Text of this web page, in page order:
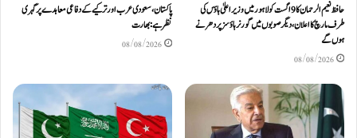
حافظ نعیم الرحمان کا 9 اگست کو لاہور میں وزیر اعلیٰ ہاؤس کی
طرف مارچ کا اعلان، دیگر صوبوں میں گورنر ہاؤسز پر دھرنے
ہوں گے
08/08/2026
پاکستان، سعودی عرب اور ترکیے کے دفاعی معاہدے پر گہری
نظر ہے: بھارت
08/08/2026